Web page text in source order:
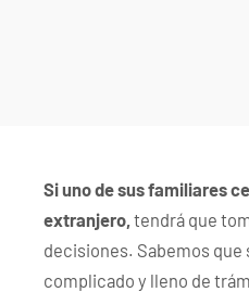
Si uno de sus familiares
extranjero, tendrá que
decisiones. Sabemos que
complicado y lleno de